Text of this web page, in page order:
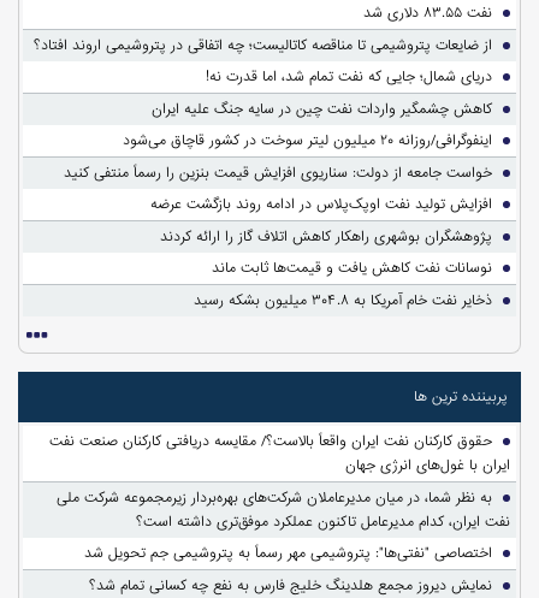
نفت ۸۳.۵۵ دلاری شد
از ضایعات پتروشیمی تا مناقصه کاتالیست؛ چه اتفاقی در پتروشیمی اروند افتاد؟
دریای شمال؛ جایی که نفت تمام شد، اما قدرت نه!
کاهش چشمگیر واردات نفت چین در سایه جنگ علیه ایران
اینفوگرافی/روزانه ۲۰ میلیون لیتر سوخت در کشور قاچاق می‌شود
خواست جامعه از دولت: سناریوی افزایش قیمت بنزین را رسماً منتفی کنید
افزایش تولید نفت اوپک‌پلاس در ادامه روند بازگشت عرضه
پژوهشگران بوشهری راهکار کاهش اتلاف گاز را ارائه کردند
نوسانات نفت کاهش یافت و قیمت‌ها ثابت ماند
ذخایر نفت خام آمریکا به ۳۰۴.۸ میلیون بشکه رسید
پربیننده ترین ها
حقوق کارکنان نفت ایران واقعاً بالاست؟/ مقایسه دریافتی کارکنان صنعت نفت
ایران با غول‌های انرژی جهان
به نظر شما، در میان مدیرعاملان شرکت‌های بهره‌بردار زیرمجموعه شرکت ملی
نفت ایران، کدام مدیرعامل تاکنون عملکرد موفق‌تری داشته است؟
اختصاصی "نفتی‌ها": پتروشیمی مهر رسماً به پتروشیمی جم تحویل شد
نمایش دیروز مجمع هلدینگ خلیج فارس به نفع چه کسانی تمام شد؟